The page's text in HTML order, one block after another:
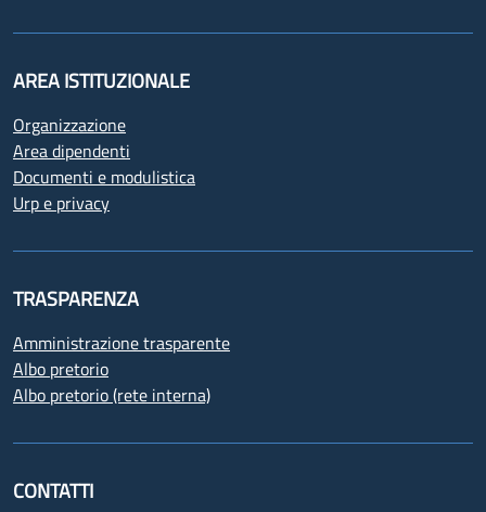
AREA ISTITUZIONALE
Organizzazione
Area dipendenti
Documenti e modulistica
Urp e privacy
TRASPARENZA
Amministrazione trasparente
Albo pretorio
Albo pretorio (rete interna)
CONTATTI